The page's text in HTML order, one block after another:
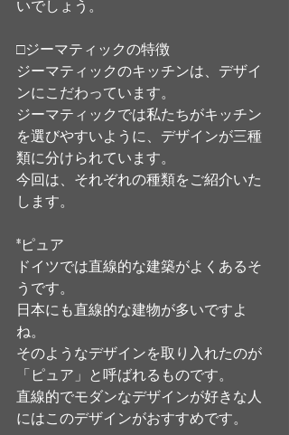
いでしょう。
□ジーマティックの特徴
ジーマティックのキッチンは、デザイ
ンにこだわっています。
ジーマティックでは私たちがキッチン
を選びやすいように、デザインが三種
類に分けられています。
今回は、それぞれの種類をご紹介いた
します。
*ピュア
ドイツでは直線的な建築がよくあるそ
うです。
日本にも直線的な建物が多いですよ
ね。
そのようなデザインを取り入れたのが
「ピュア」と呼ばれるものです。
直線的でモダンなデザインが好きな人
にはこのデザインがおすすめです。